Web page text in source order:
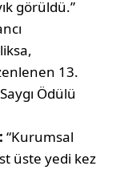
görüldü.”
13.
Ödülü
“Kurumsal
üste yedi kez